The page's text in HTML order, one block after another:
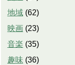
地域 (62)
映画 (23)
音楽 (35)
趣味 (36)